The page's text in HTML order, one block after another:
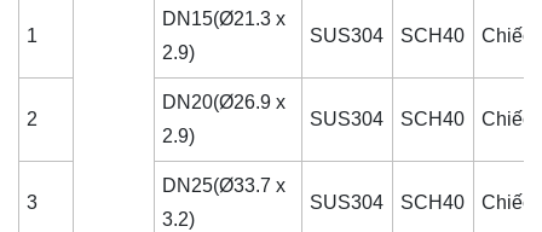
1
DN15(Ø21.3 x
2.9)
SUS304 SCH40 Chiếc
2
DN20(Ø26.9 x
2.9)
SUS304 SCH40 Chiếc
3
DN25(Ø33.7 x
3.2)
SUS304 SCH40 Chiếc